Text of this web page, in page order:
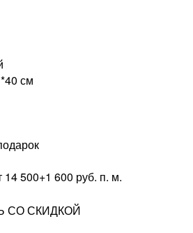
см
14 500+1 600 руб. п. м.
СО СКИДКОЙ